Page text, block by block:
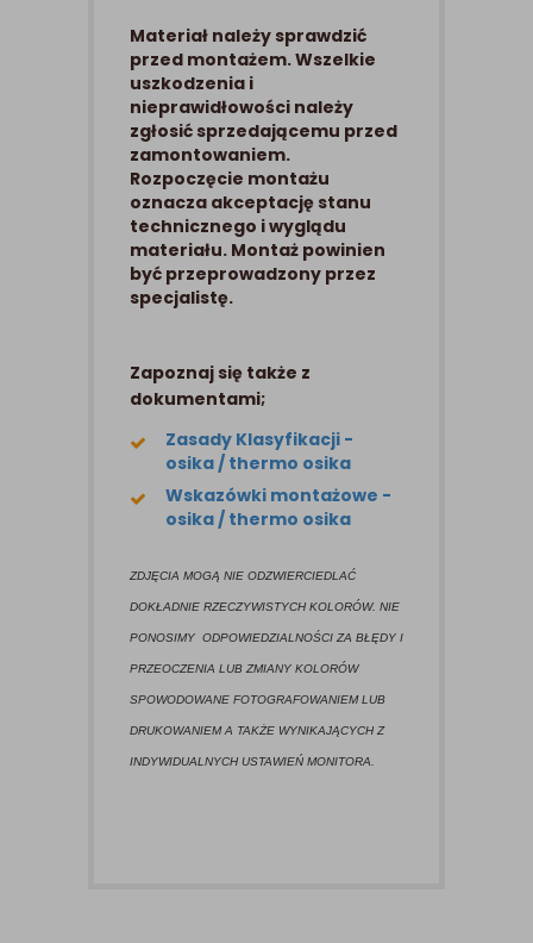
Materiał należy sprawdzić
przed montażem. Wszelkie
uszkodzenia i
nieprawidłowości należy
zgłosić sprzedającemu przed
zamontowaniem.
Rozpoczęcie montażu
oznacza akceptację stanu
technicznego i wyglądu
materiału. Montaż powinien
być przeprowadzony przez
specjalistę.
Zapoznaj się także z
dokumentami;
Zasady Klasyfikacji -
osika / thermo osika
Wskazówki montażowe -
osika / thermo osika
ZDJĘCIA MOGĄ NIE ODZWIERCIEDLAĆ
DOKŁADNIE RZECZYWISTYCH KOLORÓW. NIE
PONOSIMY ODPOWIEDZIALNOŚCI ZA BŁĘDY I
PRZEOCZENIA LUB ZMIANY KOLORÓW
SPOWODOWANE FOTOGRAFOWANIEM LUB
DRUKOWANIEM A TAKŻE WYNIKAJĄCYCH Z
INDYWIDUALNYCH USTAWIEŃ MONITORA.